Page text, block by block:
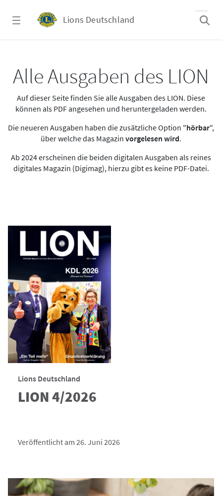
Lions Deutschland
Alle Ausgaben des LION
Auf dieser Seite finden Sie alle Ausgaben des LION. Diese
können als PDF angesehen und heruntergeladen werden.
Die neueren Ausgaben haben die zusätzliche Option "hörbar",
über welche das Magazin vorgelesen wird.
Ab 2024 erscheinen die beiden digitalen Ausgaben als reines
digitales Magazin (Digimag), hierzu gibt es keine PDF-Datei.
Lions Deutschland
LION 4/2026
Veröffentlicht am 26. Juni 2026